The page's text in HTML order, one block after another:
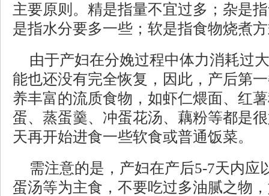
主要原则。精是指量不宜过多；杂是
是指水分要多一些；软是指食物烧煮
由于产妇在分娩过程中体力消耗过
能也还没有完全恢复，因此，产后第
养丰富的流质食物，如虾仁煨面、红
蛋、蒸蛋羹、冲蛋花汤、藕粉等都是
天再开始进食一些软食或普通饭菜。
需注意的是，产妇在产后5-7天内应
蛋汤等为主食，不要吃过多油腻之物